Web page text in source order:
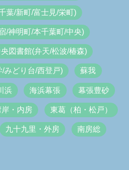
葉/新町/富士見/栄町)
/神明町/本千葉町/中央)
図書館(弁天/松波/椿森)
みどり台/西登戸) 蘇我
浜 海浜幕張 幕張豊砂
・内房 東葛（柏・松戸）
九十九里・外房 南房総